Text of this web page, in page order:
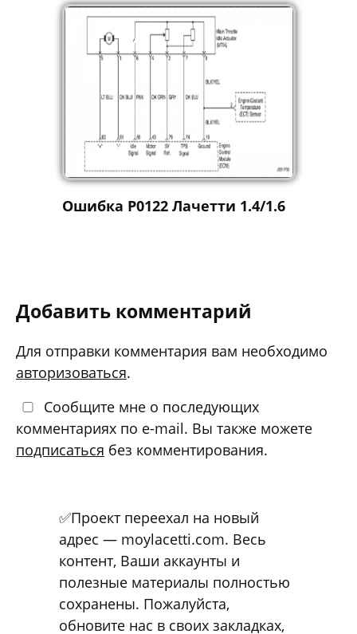
Ошибка P0122 Лачетти 1.4/1.6
Добавить комментарий
Для отправки комментария вам необходимо
авторизоваться.
Сообщите мне о последующих
комментариях по e-mail. Вы также можете
подписаться без комментирования.
✅Проект переехал на новый
адрес — moylacetti.com. Весь
контент, Ваши аккаунты и
полезные материалы полностью
сохранены. Пожалуйста,
обновите нас в своих закладках,